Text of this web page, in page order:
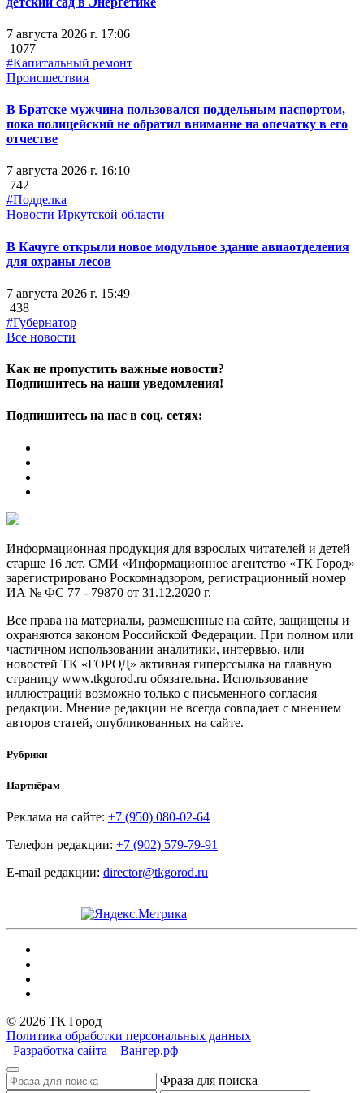
7 августа 2026 г. 17:06
1077
#Капитальный ремонт
Происшествия
В Братске мужчина пользовался поддельным паспортом,
пока полицейский не обратил внимание на опечатку в его
отчестве
7 августа 2026 г. 16:10
742
#Подделка
Новости Иркутской области
В Качуге открыли новое модульное здание авиаотделения
для охраны лесов
7 августа 2026 г. 15:49
438
#Губернатор
Все новости
Как не пропустить важные новости?
Подпишитесь на наши уведомления!
Подпишитесь на нас в соц. сетях:
Информационная продукция для взрослых читателей и детей
старше 16 лет. СМИ «Информационное агентство «ТК Город»
зарегистрировано Роскомнадзором, регистрационный номер
ИА № ФС 77 - 79870 от 31.12.2020 г.
Все права на материалы, размещенные на сайте, защищены и
охраняются законом Российской Федерации. При полном или
частичном использовании аналитики, интервью, или
новостей ТК «ГОРОД» активная гиперссылка на главную
страницу www.tkgorod.ru обязательна. Использование
иллюстраций возможно только с письменного согласия
редакции. Мнение редакции не всегда совпадает с мнением
авторов статей, опубликованных на сайте.
Рубрики
Партнёрам
Реклама на сайте: +7 (950) 080-02-64
Телефон редакции: +7 (902) 579-79-91
E-mail редакции: director@tkgorod.ru
© 2026 ТК Город
Политика обработки персональных данных
Разработка сайта – Вангер.рф
Фраза для поиска